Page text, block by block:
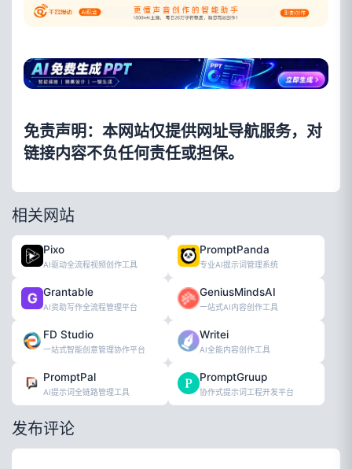
免责声明：本网站仅提供网址导航服务，对
链接内容不负任何责任或担保。
相关网站
Pixo
AI驱动全流程视频创作工具
PromptPanda
专业AI提示词管理系统
Grantable
AI资助写作全流程管理平台
GeniusMindsAI
一站式AI内容创作工具
FD Studio
一站式智能创意管理协作平台
Writei
AI全能内容创作工具
PromptPal
AI提示词全链路管理工具
PromptGruup
协作式提示词工程开发平台
发布评论